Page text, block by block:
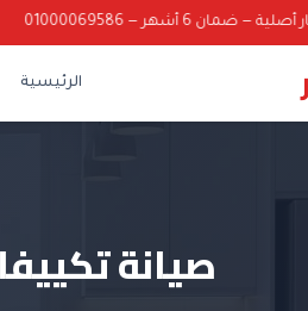
ضمان 6 أشهر — 01000069586
الرئيسية
صيانة